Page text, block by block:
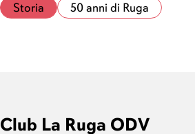
Storia 50 anni di Ruga
Club La Ruga ODV